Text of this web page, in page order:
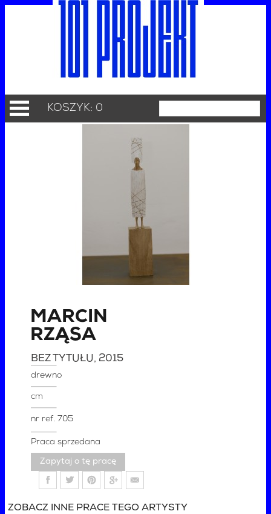
KOSZYK: 0
MARCIN
RZĄSA
BEZ TYTUŁU, 2015
drewno
cm
nr ref.705
Praca sprzedana
Zapytaj o tę pracę
ZOBACZ INNE PRACE TEGO ARTYSTY